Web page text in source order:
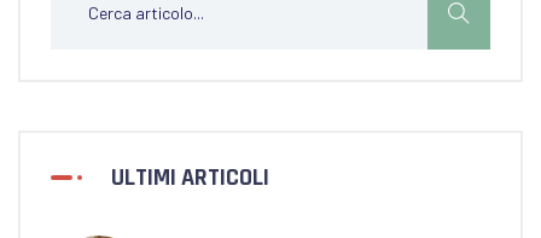
ULTIMI ARTICOLI